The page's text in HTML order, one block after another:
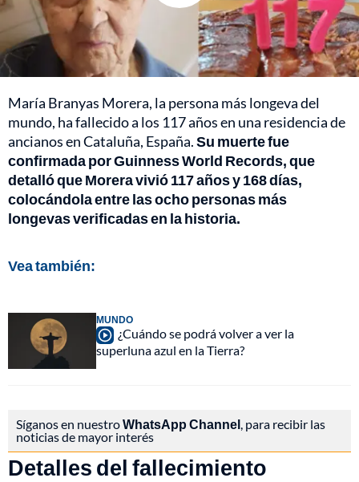
María Branyas Morera, la persona más longeva del
mundo, ha fallecido a los 117 años en una residencia de
ancianos en Cataluña, España.Su muerte fue
confirmada por Guinness World Records, que
detalló que Morera vivió 117 años y 168 días,
colocándola entre las ocho personas más
longevas verificadas en la historia.
Vea también:
MUNDO
¿Cuándo se podrá volver a ver la
superluna azul en la Tierra?
Síganos en nuestroWhatsApp Channel , para recibir las
noticias de mayor interés
Detalles del fallecimiento